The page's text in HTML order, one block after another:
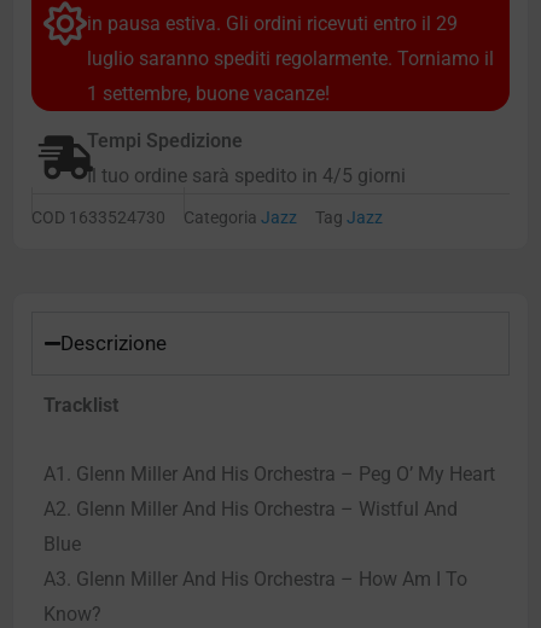
in pausa estiva. Gli ordini ricevuti entro il 29
luglio saranno spediti regolarmente. Torniamo il
1 settembre, buone vacanze!
Tempi Spedizione
Il tuo ordine sarà spedito in 4/5 giorni
COD 1633524730 Categoria Jazz Tag Jazz
Descrizione
Tracklist
A1. Glenn Miller And His Orchestra – Peg O’ My Heart
A2. Glenn Miller And His Orchestra – Wistful And
Blue
A3. Glenn Miller And His Orchestra – How Am I To
Know?